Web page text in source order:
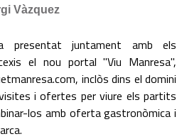
Vàzquez
presentat juntament amb els
el nou portal "Viu Manresa",
inclòs dins el domini
i ofertes per viure els partits
los amb oferta gastronòmica i